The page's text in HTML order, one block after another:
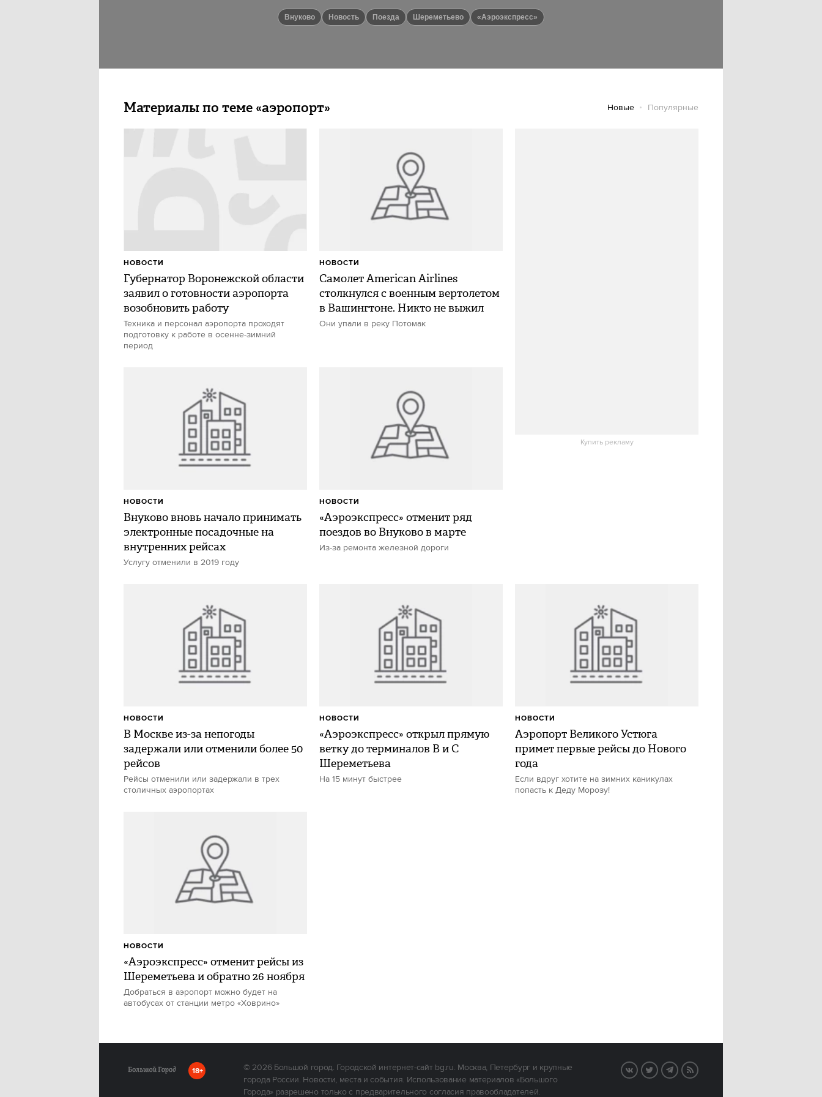
Внуково Новость Поезда Шереметьево «Аэроэкспресс»
Материалы по теме «аэропорт» Новые Популярные
Купить рекламу
Губернатор Воронежской области
заявил о готовности аэропорта
возобновить работу
Техника и персонал аэропорта проходят
подготовку к работе в осенне-зимний
период
НОВОСТИ
Самолет American Airlines
столкнулся с военным вертолетом
в Вашингтоне. Никто не выжил
Они упали в реку Потомак
НОВОСТИ
Внуково вновь начало принимать
электронные посадочные на
внутренних рейсах
Услугу отменили в 2019 году
НОВОСТИ
«Аэроэкспресс» отменит ряд
поездов во Внуково в марте
Из-за ремонта железной дороги
НОВОСТИ
В Москве из-за непогоды
задержали или отменили более 50
рейсов
Рейсы отменили или задержали в трех
столичных аэропортах
НОВОСТИ
«Аэроэкспресс» открыл прямую
ветку до терминалов B и C
Шереметьева
На 15 минут быстрее
НОВОСТИ
Аэропорт Великого Устюга
примет первые рейсы до Нового
года
Если вдруг хотите на зимних каникулах
попасть к Деду Морозу!
НОВОСТИ
«Аэроэкспресс» отменит рейсы из
Шереметьева и обратно 26 ноября
Добраться в аэропорт можно будет на
автобусах от станции метро «Ховрино»
НОВОСТИ
18+ © 2026Большой город. Городской интернет-сайт bg.ru. Москва, Петербург и крупные
города России. Новости, места и события. Использование материалов «Большого
Города» разрешено только с предварительного согласия правообладателей.
VK TwitterTelegram
RSS